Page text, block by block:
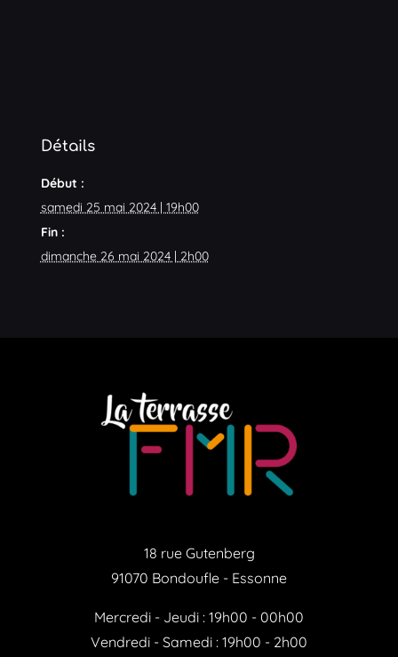
Détails
Début :
samedi 25 mai 2024 | 19h00
Fin :
dimanche 26 mai 2024 | 2h00
18 rue Gutenberg
91070 Bondoufle - Essonne
Mercredi - Jeudi : 19h00 - 00h00
Vendredi - Samedi : 19h00 - 2h00